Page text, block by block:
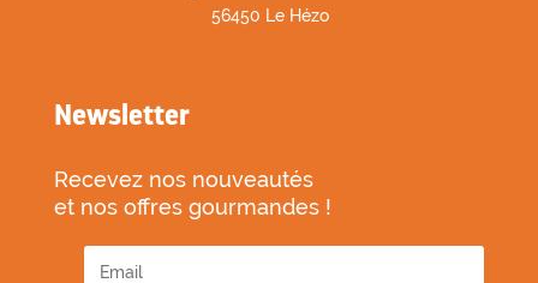
56450 Le Hézo
Newsletter
Recevez nos nouveautés
et nos offres gourmandes !